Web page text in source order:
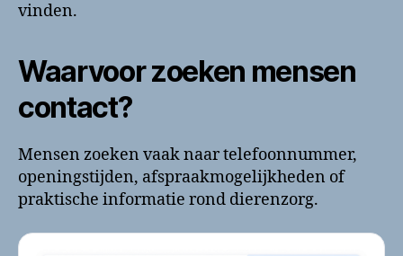
vinden.
Waarvoor zoeken mensen
contact?
Mensen zoeken vaak naar telefoonnummer,
openingstijden, afspraakmogelijkheden of
praktische informatie rond dierenzorg.